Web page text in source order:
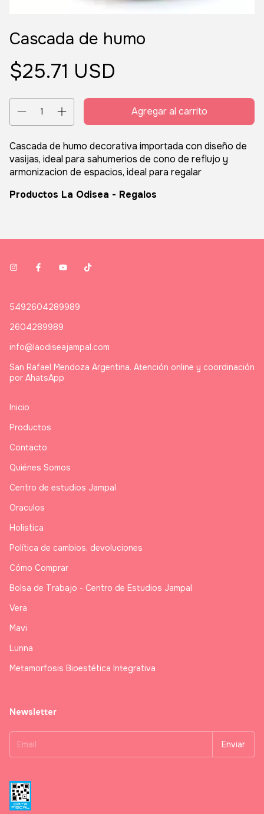
Cascada de humo
$25.71 USD
Cascada de humo decorativa importada con diseño de
vasijas, ideal para sahumerios de cono de reflujo y
armonizacion de espacios, ideal para regalar
Productos La Odisea - Regalos
5492604289989
2604289989
info@laodiseajampal.com
San Rafael Mendoza Argentina. Atención online y coordinación
por AhatsApp
Inicio
Productos
Contacto
Quiénes Somos
Centro de estudios Jampal
Oraculos
Holistica
Política de cambios, devoluciones
Cómo Comprar
Bolsa de Trabajo - Centro de Estudios Jampal
Vera
Mavi
Lunna
Metamorfosis Bioestética Integrativa
Newsletter